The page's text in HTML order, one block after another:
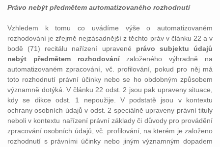
Právo nebýt předmětem automatizovaného rozhodnutí
Vzhledem k tomu co uvádíme výše o automatizovaném
rozhodování je zřejmě nejzásadnější z těchto práv v článku 22 a v
bodě (71) recitálu nařízení upravené právo subjektu údajů
nebýt předmětem rozhodovánízaloženého výhradně na
automatizovaném zpracování, vč. profilování, pokud pro něj má
toto rozhodnutí právní účinky nebo se ho obdobným způsobem
významně dotýká. V článku 22 odst. 2 jsou pak upraveny situace,
kdy se dikce odst. 1 nepoužije. V podstatě jsou v kontextu
ochrany osobních údajů v odst. 2 speciálně upraveny právní tituly
neboli v kontextu nařízení právní základy či důvody pro provádění
zpracování osobních údajů, vč. profilování, na kterém je založeno
rozhodnutí s právními účinky nebo jiným významným dopadem